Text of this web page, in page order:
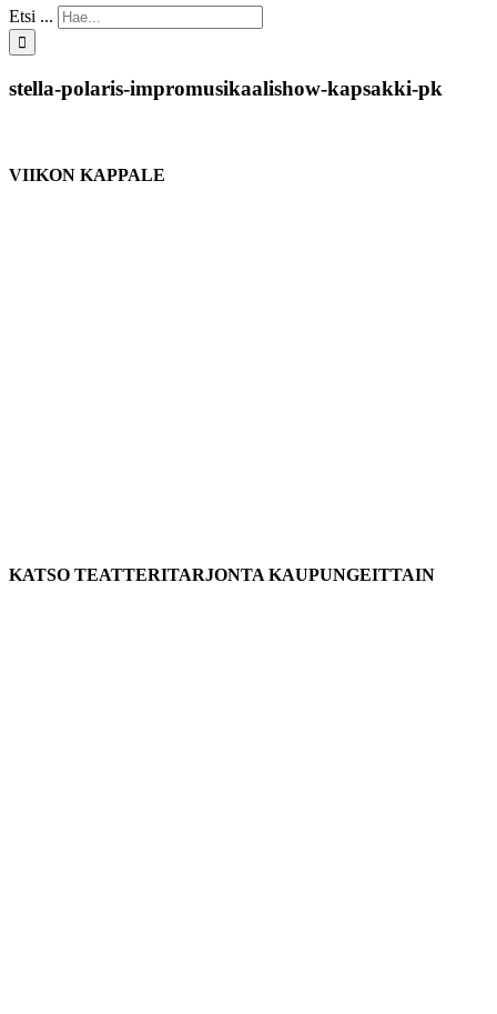
Etsi ...
stella-polaris-impromusikaalishow-kapsakki-pk
VIIKON KAPPALE
KATSO TEATTERITARJONTA KAUPUNGEITTAIN